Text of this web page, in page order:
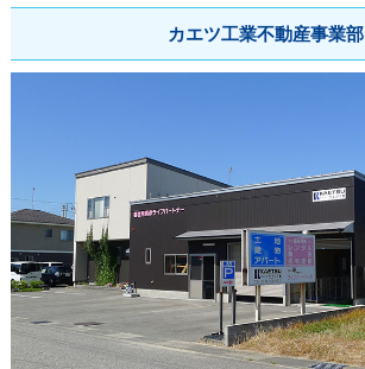
カエツ工業不動産事業部